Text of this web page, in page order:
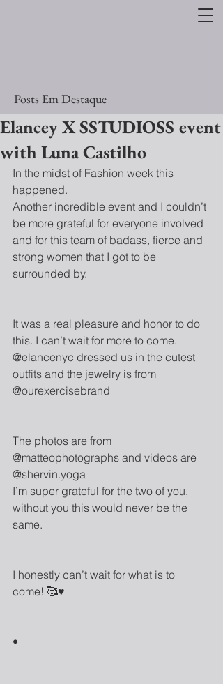
Posts Em Destaque
Elancey X SSTUDIOSS event
with Luna Castilho
In the midst of Fashion week this
happened.
Another incredible event and I couldn’t
be more grateful for everyone involved
and for this team of badass, fierce and
strong women that I got to be
surrounded by.
It was a real pleasure and honor to do
this. I can’t wait for more to come.
@elancenyc dressed us in the cutest
outfits and the jewelry is from
@ourexercisebrand
The photos are from
@matteophotographs and videos are
@shervin.yoga
I’m super grateful for the two of you,
without you this would never be the
same.
I honestly can’t wait for what is to
come! 🥰♥️
•